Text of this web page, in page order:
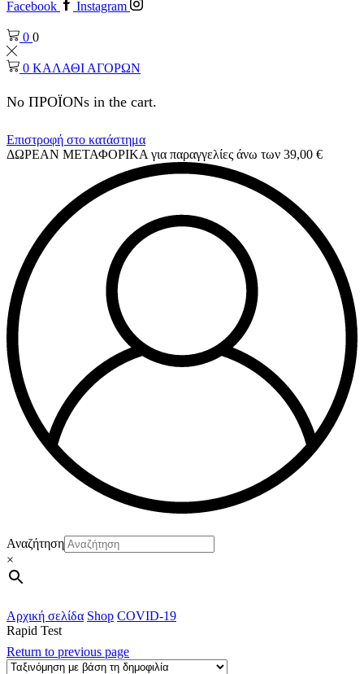
Facebook Instagram
0 0
0 ΚΑΛΑΘΙ ΑΓΟΡΩΝ
No ΠΡΟΪΟΝs in the cart.
Επιστροφή στο κατάστημα
ΔΩΡΕΑΝ ΜΕΤΑΦΟΡΙΚΑ για παραγγελίες άνω των 39,00 €
Αναζήτηση
×
Αρχική σελίδα Shop COVID-19
Rapid Test
Return to previous page